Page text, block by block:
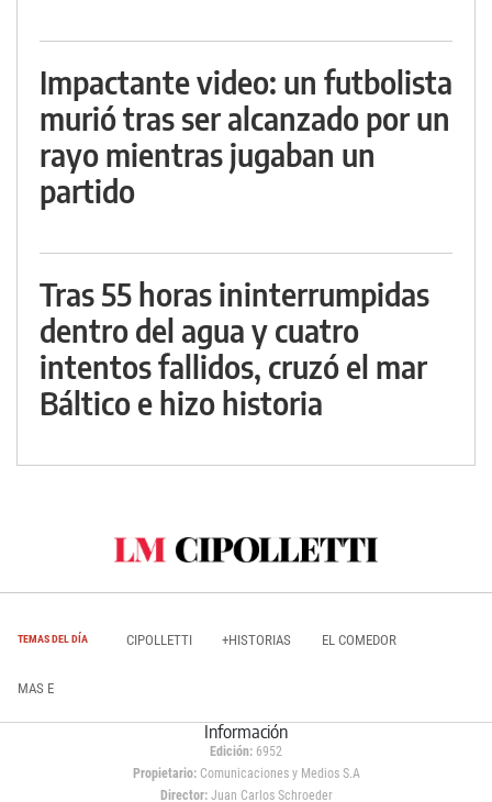
Impactante video: un futbolista
murió tras ser alcanzado por un
rayo mientras jugaban un
partido
Tras 55 horas ininterrumpidas
dentro del agua y cuatro
intentos fallidos, cruzó el mar
Báltico e hizo historia
TEMAS DEL DÍA CIPOLLETTI +HISTORIAS EL COMEDOR
MAS E
Información
Edición: 6952
Propietario:Comunicaciones y Medios S.A
Director: Juan Carlos Schroeder